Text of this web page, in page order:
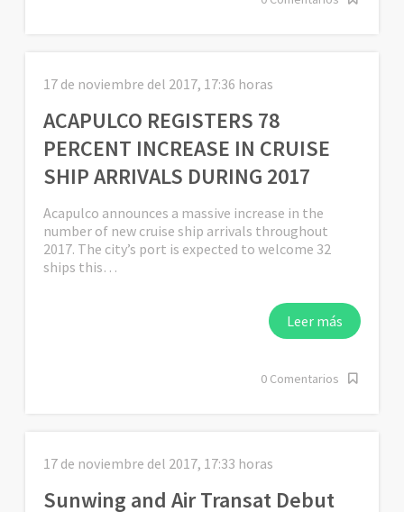
17 de noviembre del 2017, 17:36 horas
ACAPULCO REGISTERS 78
PERCENT INCREASE IN CRUISE
SHIP ARRIVALS DURING 2017
Acapulco announces a massive increase in the
number of new cruise ship arrivals throughout
2017. The city’s port is expected to welcome 32
ships this…
Leer más
0 Comentarios
17 de noviembre del 2017, 17:33 horas
Sunwing and Air Transat Debut